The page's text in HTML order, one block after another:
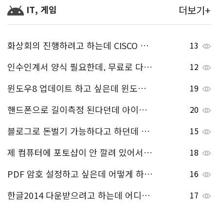
IT, 게임 더보기+
화상회의 진행하려고 하는데 CISCO WEBEX 시스코 웹엑스 사용법 좀 알려주세요~ 13
인수인계서 양식 필요한데, 무료로 다운 받을 수 있는 곳 공유해주세요. 12
윈도우8 업데이트 하고 싶은데 윈도우8 업데이트 방법 알려주세요!! 19
핸드폰으로 길이측정 된다던데 아이폰 길이측정하는 방법 알려주세요! 20
블로그로 돈벌기 가능하다고 하던데 어떻게 돈버는지 알려주세요^^ 15
제 컴퓨터에 포토샵이 안 깔려 있어서 그런데, 혹시 이미지 편집 무료로 할 수 있는 무료 포토샵 사이트 있나요? 있으면 알려주세요 ㅠ 18
PDF 암호 설정하고 싶은데 어떻게 하는지 알려주세요~ 16
한글2014 다운받으려고 하는데 어디서 다운받을 수 있나요? 17